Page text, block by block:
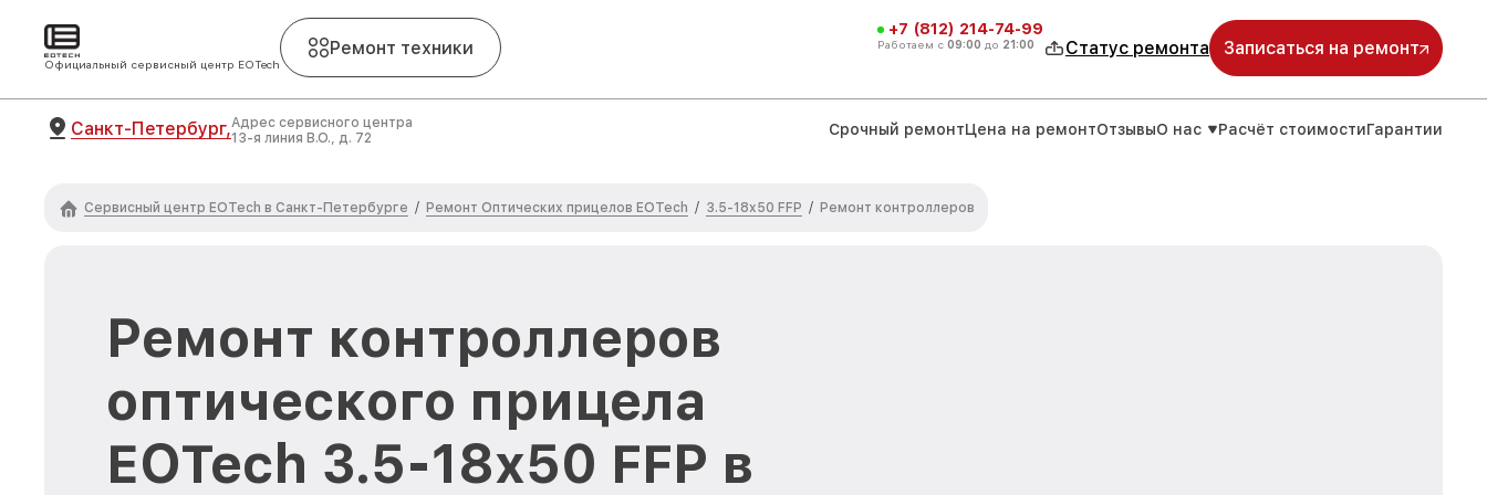
Официальный сервисный центр EOTech
Ремонт техники
+7 (812) 214-74-99
Работаем с 09:00 до 21:00 Статус ремонта Записаться на ремонт
Санкт-Петербург,Адрес сервисного центра
13-я линия В.О., д. 72
Срочный ремонтЦена на ремонтОтзывыО нас Расчёт стоимостиГарантии
Сервисный центр EOTech в Санкт-Петербурге / Ремонт Оптических прицелов EOTech / 3.5-18x50 FFP / Ремонт контроллеров
Ремонт контроллеров
оптического прицела
EOTech 3.5-18x50 FFP в